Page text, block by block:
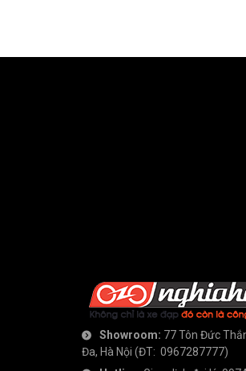
Showroom: 77 Tôn Đức
Đa, Hà Nội (ĐT: 0967287777)